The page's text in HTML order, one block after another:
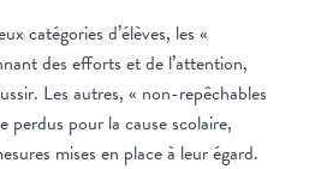
catégories d’élèves, les «
des efforts et de l’attention,
Les autres, « non-repêchables
perdus pour la cause scolaire,
mises en place à leur égard.